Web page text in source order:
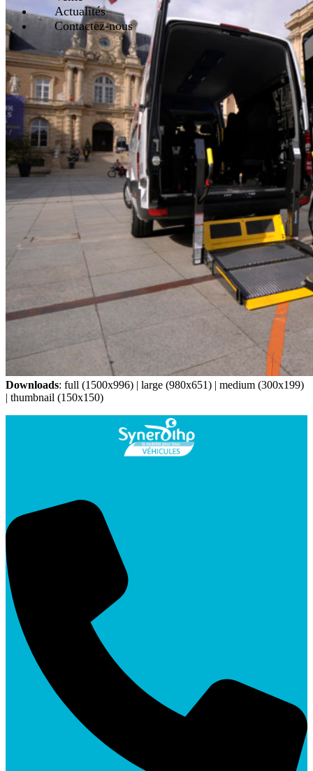
Actualités
Contactez-nous
Open mobile menuClose mobile menu
Downloads: full (1500x996) | large (980x651) | medium (300x199)
| thumbnail (150x150)